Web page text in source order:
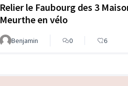
Relier le Faubourg des 3
Meurthe en vélo
Benjamin 0 6